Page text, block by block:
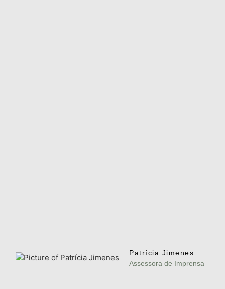
Patrícia Jimenes
Assessora de Imprensa